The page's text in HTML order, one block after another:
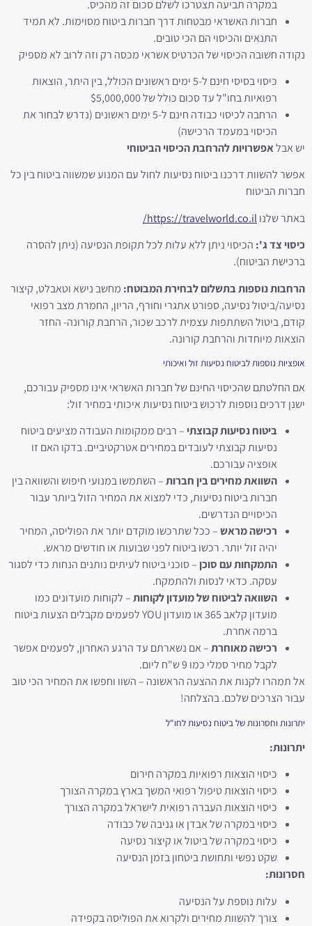
במקרה תביעה תצטרכו לשלם סכום זה מהכיס.
חברות האשראי מבטחות דרך חברות ביטוח מסוימות. לא תמיד
התנאים והכיסוי הם הכי טובים.
נקודה חשובה הכיסוי של הכרטיס אשראי מכסה רק וזה לרוב לא מספיק
כיסוי בסיסי חינם ל-5 ימים ראשונים הכולל, בין היתר, הוצאות
רפואיות בחו"ל עד סכום כולל של $5,000,000
הרחבה לכיסוי כבודה חינם ל-5 ימים ראשונים (נדרש לבחור את
הכיסוי במעמד הרכישה)
יש אבלאפשרויות להרחבת הכיסוי הביטוחי
אפשר להשוות דרכנו ביטוח נסיעות לחול עם המנוע שמשווה ביטוח בין כל
חברות הביטוח
באתר שלנוhttps://travelworld.co.il/
כיסוי צד ג': הכיסוי ניתן ללא עלות לכל תקופת הנסיעה (ניתן להסרה
ברכישת הביטוח).
הרחבות נוספות בתשלום לבחירת המבוטח: מחשב נישא וטאבלט, קיצור
נסיעה/ביטול נסיעה, ספורט אתגרי וחורף, הריון, החמרת מצב רפואי
קודם, ביטול השתתפות עצמית לרכב שכור, הרחבת קורונה- החזר
הוצאות מיוחדות והרחבת קורונה.
אופציות נוספות לביטוח נסיעות זול ואיכותי
אם החלטתם שהכיסוי החינם של חברות האשראי אינו מספיק עבורכם,
ישנן דרכים נוספות לרכוש ביטוח נסיעות איכותי במחיר זול:
ביטוח נסיעות קבוצתי– רבים ממקומות העבודה מציעים ביטוח
נסיעות קבוצתי לעובדים במחירים אטרקטיביים. בדקו האם זו
אופציה עבורכם.
השוואת מחירים בין חברות– השתמשו במנועי חיפוש והשוואה בין
חברות ביטוח נסיעות, כדי למצוא את המחיר הזול ביותר עבור
הכיסויים הנדרשים.
רכישה מראש– ככל שתרכשו מוקדם יותר את הפוליסה, המחיר
יהיה זול יותר. רכשו ביטוח לפני שבועות או חודשים מראש.
התמקחות עם סוכן– סוכני ביטוח לעיתים נותנים הנחות כדי לסגור
עסקה. כדאי לנסות ולהתמקח.
השוואה לביטוח של מועדון לקוחות– לקוחות מועדונים כמו
מועדון קלאב 365 או מועדון YOU לפעמים מקבלים הצעות ביטוח
ברמה אחרת.
רכישה מאוחרת– אם נשארתם עד הרגע האחרון, לפעמים אפשר
לקבל מחיר סמלי כמו 9 ש"ח ליום.
אל תמהרו לקנות את ההצעה הראשונה – השוו וחפשו את המחיר הכי טוב
עבור הצרכים שלכם. בהצלחה!
יתרונות וחסרונות של ביטוח נסיעות לחו"ל
יתרונות:
כיסוי הוצאות רפואיות במקרה חירום
כיסוי הוצאות טיפול רפואי המשך בארץ במקרה הצורך
כיסוי הוצאות העברה רפואית לישראל במקרה הצורך
כיסוי במקרה של אבדן או גניבה של כבודה
כיסוי במקרה של ביטול או קיצור נסיעה
שקט נפשי ותחושת ביטחון בזמן הנסיעה
חסרונות:
עלות נוספת על הנסיעה
צורך להשוות מחירים ולקרוא את הפוליסה בקפידה